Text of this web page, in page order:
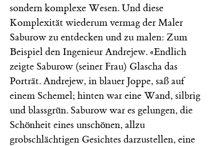
sondern komplexe Wesen. Und diese
Komplexität wiederum vermag der Maler
Saburow zu entdecken und zu malen: Zum
Beispiel den Ingenieur Andrejew. «Endlich
zeigte Saburow (seiner Frau) Glascha das
Porträt. Andrejew, in blauer Joppe, saß auf
einem Schemel; hinten war eine Wand, silbrig
und blassgrün. Saburow war es gelungen, die
Schönheit eines unschönen, allzu
grobschlächtigen Gesichtes darzustellen, eine